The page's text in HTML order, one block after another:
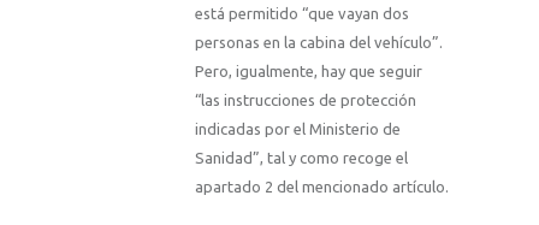
está permitido “que vayan dos
personas en la cabina del vehículo”.
Pero, igualmente, hay que seguir
“las instrucciones de protección
indicadas por el Ministerio de
Sanidad”, tal y como recoge el
apartado 2 del mencionado artículo.